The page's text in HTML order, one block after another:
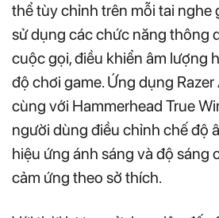
thể tùy chỉnh trên mỗi tai nghe
sử dụng các chức năng thông
cuộc gọi, điều khiển âm lượng
độ chơi game. Ứng dụng
cùng với Hammerhead True
người dùng điều chỉnh chế độ
hiệu ứng ánh sáng và độ sáng
cảm ứng theo sở thích.